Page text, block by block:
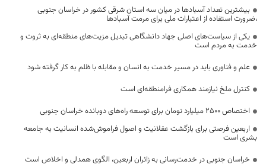
بیشترین تعداد آسبادها در میان سه استان شرقی کشور در خراسان جنوبی
،ضرورت استفاده از اعتبارات ملی برای مرمت آسبادها
یکی از سیاست‌های اصلی جهاد دانشگاهی تبدیل مزیت‌های منطقه‌ای به ثروت و
خدمت به مردم است
علم و فناوری باید در مسیر خدمت به انسان و مقابله با ظلم به کار گرفته شود
کنترل ملخ نیازمند همکاری فرامنطقه‌ای است
اختصاص 2500 میلیارد تومان برای توسعه راه‌های دوبانده خراسان جنوبی
اربعین فرصتی برای بازگشت عقلانیت و اصول فراموش‌شده انسانیت به جامعه
بشری است
خراسان جنوبی در خدمت‌رسانی به زائران اربعین، الگوی همدلی و اخلاص است